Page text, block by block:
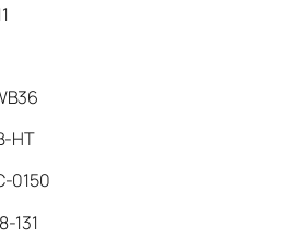
HT
0150
131